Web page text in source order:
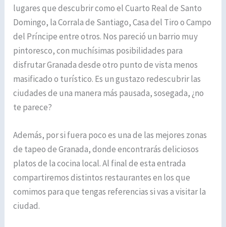
lugares que descubrir como el Cuarto Real de Santo
Domingo, la Corrala de Santiago, Casa del Tiro o Campo
del Príncipe entre otros. Nos pareció un barrio muy
pintoresco, con muchísimas posibilidades para
disfrutar Granada desde otro punto de vista menos
masificado o turístico. Es un gustazo redescubrir las
ciudades de una manera más pausada, sosegada, ¿no
te parece?
Además, por si fuera poco es una de las mejores zonas
de tapeo de Granada, donde encontrarás deliciosos
platos de la cocina local. Al final de esta entrada
compartiremos distintos restaurantes en los que
comimos para que tengas referencias si vas a visitar la
ciudad.